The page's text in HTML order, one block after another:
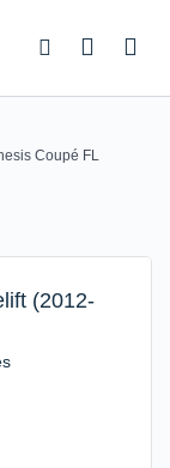
Coupé FL
(2012-